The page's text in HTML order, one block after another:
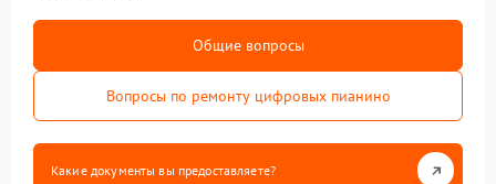
Общие вопросы
Вопросы по ремонту цифровых пианино
Какие документы вы предоставляете?